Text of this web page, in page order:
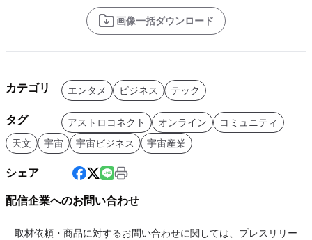
画像一括ダウンロード
カテゴリ エンタメ ビジネス テック
タグ アストロコネクト オンライン
コミュニティ
天文
宇宙 宇宙ビジネス 宇宙産業
シェア
配信企業へのお問い合わせ
取材依頼・商品に対するお問い合わせに関しては、プレスリリー